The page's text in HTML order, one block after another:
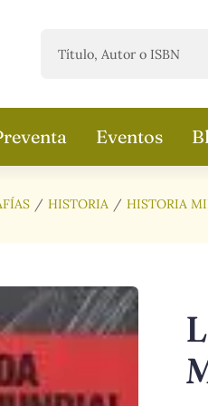
Eventos
HISTORIA HISTORIA